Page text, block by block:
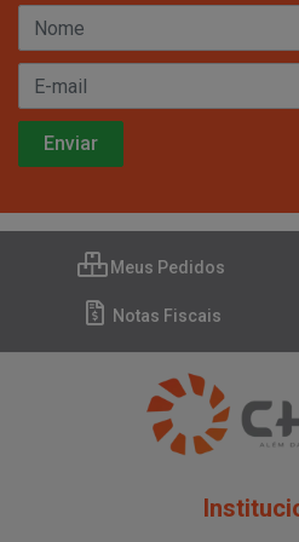
Meus Pedidos
Notas Fiscais